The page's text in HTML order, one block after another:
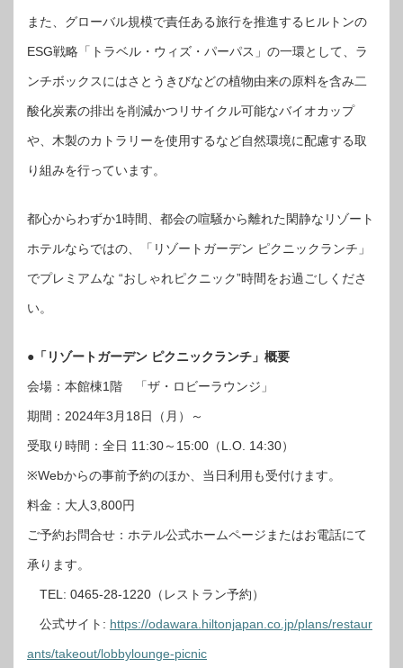
また、グローバル規模で責任ある旅行を推進するヒルトンの
ESG戦略「トラベル・ウィズ・パーパス」の一環として、ラ
ンチボックスにはさとうきびなどの植物由来の原料を含み二
酸化炭素の排出を削減かつリサイクル可能なバイオカップ
や、木製のカトラリーを使用するなど自然環境に配慮する取
り組みを行っています。
都心からわずか1時間、都会の喧騒から離れた閑静なリゾート
ホテルならではの、「リゾートガーデン ピクニックランチ」
でプレミアムな “おしゃれピクニック”時間をお過ごしくださ
い。
●「リゾートガーデン ピクニックランチ」概要
会場：本館棟1階 「ザ・ロビーラウンジ」
期間：2024年3月18日（月）～
受取り時間：全日 11:30～15:00（L.O. 14:30）
※Webからの事前予約のほか、当日利用も受付けます。
料金：大人3,800円
ご予約お問合せ：ホテル公式ホームページまたはお電話にて
承ります。
TEL: 0465-28-1220（レストラン予約）
公式サイト: https://odawara.hiltonjapan.co.jp/plans/restaur
ants/takeout/lobbylounge-picnic